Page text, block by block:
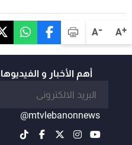
A+
A-
أهم الأخبار و
@mtvlebanonnews